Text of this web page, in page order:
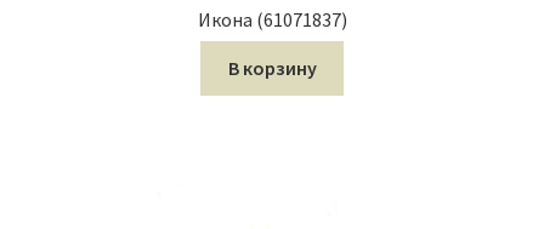
Икона (61071837)
В корзину